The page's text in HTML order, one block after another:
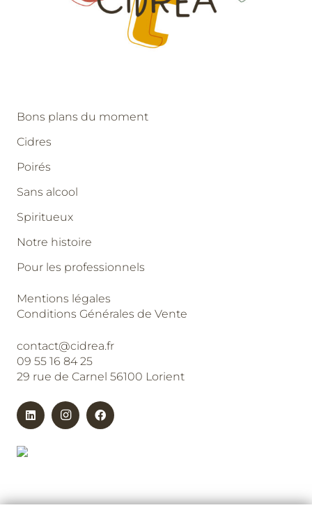
Bons plans du moment
Cidres
Poirés
Sans alcool
Spiritueux
Notre histoire
Pour les professionnels
Mentions légales
Conditions Générales de Vente
contact@cidrea.fr
09 55 16 84 25
29 rue de Carnel 56100 Lorient